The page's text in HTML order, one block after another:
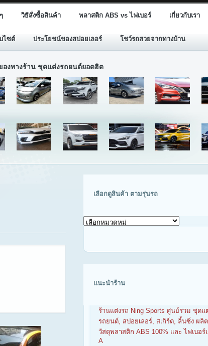
วิธีสั่งซื้อสินค้า พลาสติก ABS vs ไฟเบอร์ เกี่ยวกับเรา
ไซต์ ประโยชน์ของสปอยเลอร์ โชว์รถสวยจากทางบ้าน
งทางร้าน ชุดแต่งรถยนต์ยอดฮิต
เลือกดูสินค้า ตามรุ่นรถ
เลือก
แนะนำร้าน
ร้านแต่งรถ Ning Sports ศูนย์รวม ชุดแ
รถยนต์, สปอยเลอร์, สเกิร์ต, ลิ้นซิ่ง ผลิ
วัสดุพลาสติก ABS 100% และ ไฟเบอร์
A